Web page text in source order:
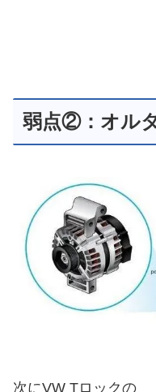
弱点②：オル
次にVW Tロックの